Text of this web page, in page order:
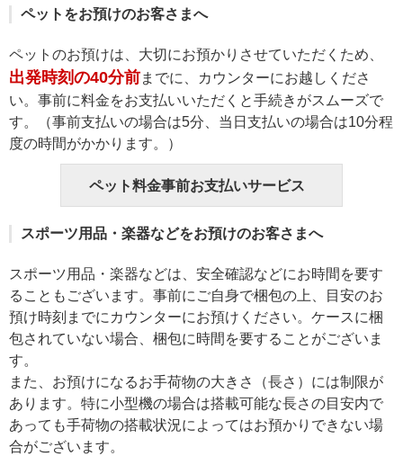
ペットをお預けのお客さまへ
ペットのお預けは、大切にお預かりさせていただくため、
出発時刻の40分前までに、カウンターにお越しくださ
い。事前に料金をお支払いいただくと手続きがスムーズで
す。（事前支払いの場合は5分、当日支払いの場合は10分程
度の時間がかかります。）
ペット料金事前お支払いサービス
スポーツ用品・楽器などをお預けのお客さまへ
スポーツ用品・楽器などは、安全確認などにお時間を要す
ることもございます。事前にご自身で梱包の上、目安のお
預け時刻までにカウンターにお預けください。ケースに梱
包されていない場合、梱包に時間を要することがございま
す。
また、お預けになるお手荷物の大きさ（長さ）には制限が
あります。特に小型機の場合は搭載可能な長さの目安内で
あっても手荷物の搭載状況によってはお預かりできない場
合がございます。